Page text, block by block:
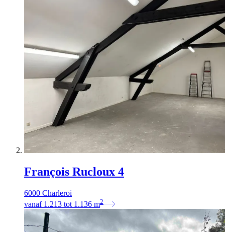
François Rucloux 4
6000 Charleroi
vanaf 1.213 tot 1.136 m2